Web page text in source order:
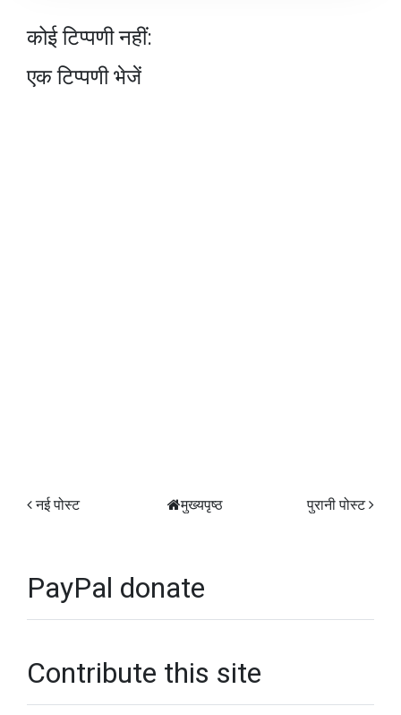
कोई टिप्पणी नहीं:
एक टिप्पणी भेजें
नई पोस्ट पुरानी पोस्ट
मुख्यपृष्ठ
PayPal donate
Contribute this site